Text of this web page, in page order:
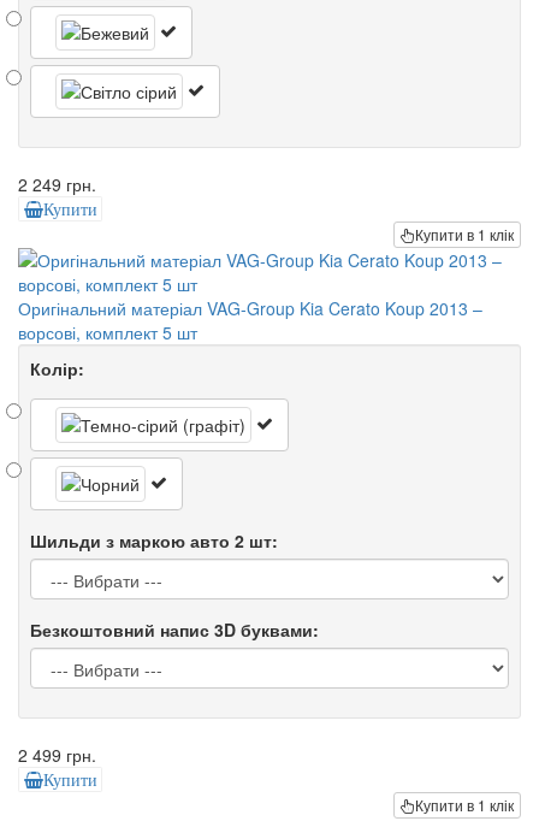
2 249 грн.
Купити
Купити в 1 клік
Оригінальний матеріал VAG-Group Kia Cerato Koup 2013 –
ворсові, комплект 5 шт
Колір:
Шильди з маркою авто 2 шт:
Безкоштовний напис 3D буквами:
2 499 грн.
Купити
Купити в 1 клік